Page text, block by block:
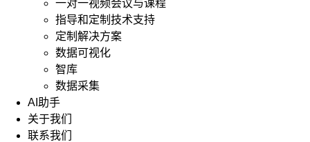
一对一视频会议与课程
指导和定制技术支持
定制解决方案
数据可视化
智库
数据采集
AI助手
关于我们
联系我们